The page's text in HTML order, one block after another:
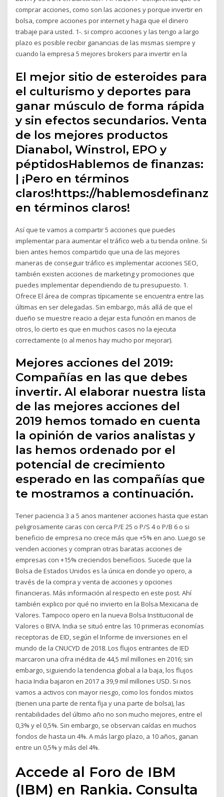
comprar acciones, como son las acciones y porque invertir en
bolsa, compre acciones por internet y haga que el dinero
trabaje para usted. 1-. si compro acciones y las tengo a largo
plazo es posible recibir ganancias de las mismas siempre y
cuando la empresa 5 mejores brokers para invertir en la
El mejor sitio de esteroides para
el culturismo y deportes para
ganar músculo de forma rápida
y sin efectos secundarios. Venta
de los mejores productos
Dianabol, Winstrol, EPO y
péptidosHablemos de finanzas:
| ¡Pero en términos
claros!https://
en términos claros!
Así que te vamos a compartir 5 acciones que puedes
implementar para aumentar el tráfico web a tu tienda online. Si
bien antes hemos compartido que una de las mejores
maneras de conseguir tráfico es implementar acciones SEO,
también existen acciones de marketing y promociones que
puedes implementar dependiendo de tu presupuesto. 1.
Ofrece El área de compras típicamente se encuentra entre las
últimas en ser delegadas. Sin embargo, más allá de que el
dueño se muestre reacio a dejar esta función en manos de
otros, lo cierto es que en muchos casos no la ejecuta
correctamente (o al menos hay mucho por mejorar).
Mejores acciones del 2019:
Compañías en las que debes
invertir. Al elaborar nuestra lista
de las mejores acciones del
2019 hemos tomado en cuenta
la opinión de varios analistas y
las hemos ordenado por el
potencial de crecimiento
esperado en las compañías que
te mostramos a continuación.
Tener paciencia 3 a 5 anos mantener acciones hasta que estan
peligrosamente caras con cerca P/E 25 o P/S 4 o P/B 6 o si
beneficio de empresa no crece más que +5% en ano. Luego se
venden acciones y compran otras baratas acciones de
empresas con +15% creciendos beneficios. Sucede que la
Bolsa de Estados Unidos es la única en donde yo opero, a
través de la compra y venta de acciones y opciones
financieras. Más información al respecto en este post. Ahí
también explico por qué no invierto en la Bolsa Mexicana de
Valores. Tampoco opero en la nueva Bolsa Institucional de
Valores o BIVA. India se situó entre las 10 primeras economías
receptoras de EID, según el Informe de inversiones en el
mundo de la CNUCYD de 2018. Los flujos entrantes de IED
marcaron una cifra inédita de 44,5 mil millones en 2016; sin
embargo, siguiendo la tendencia global a la baja, los flujos
hacia India bajaron en 2017 a 39,9 mil millones USD. Si nos
vamos a activos con mayor riesgo, como los fondos mixtos
(tienen una parte de renta fija y una parte de bolsa), las
rentabilidades del último año no son mucho mejores, entre el
0,3% y el 0,5%. Sin embargo, se observan caídas en muchos
fondos de hasta un 4%. A más largo plazo, a 10 años, ganan
entre un 0,5% y más del 4%.
Accede al Foro de IBM
(IBM) en Rankia. Consulta